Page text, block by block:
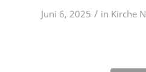
Juni 6, 2025 / in Kirche